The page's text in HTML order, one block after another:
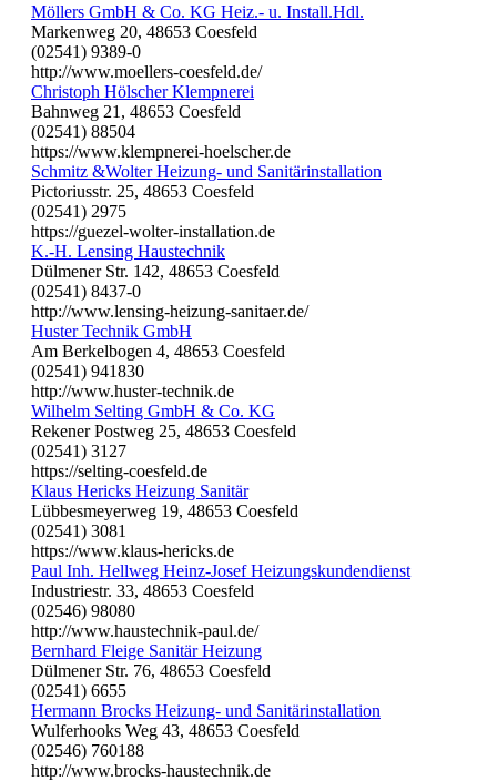
Möllers GmbH & Co. KG Heiz.- u. Install.Hdl.
Markenweg 20, 48653 Coesfeld
(02541) 9389-0
http://www.moellers-coesfeld.de/
Christoph Hölscher Klempnerei
Bahnweg 21, 48653 Coesfeld
(02541) 88504
https://www.klempnerei-hoelscher.de
Schmitz &Wolter Heizung- und Sanitärinstallation
Pictoriusstr. 25, 48653 Coesfeld
(02541) 2975
https://guezel-wolter-installation.de
K.-H. Lensing Haustechnik
Dülmener Str. 142, 48653 Coesfeld
(02541) 8437-0
http://www.lensing-heizung-sanitaer.de/
Huster Technik GmbH
Am Berkelbogen 4, 48653 Coesfeld
(02541) 941830
http://www.huster-technik.de
Wilhelm Selting GmbH & Co. KG
Rekener Postweg 25, 48653 Coesfeld
(02541) 3127
https://selting-coesfeld.de
Klaus Hericks Heizung Sanitär
Lübbesmeyerweg 19, 48653 Coesfeld
(02541) 3081
https://www.klaus-hericks.de
Paul Inh. Hellweg Heinz-Josef Heizungskundendienst
Industriestr. 33, 48653 Coesfeld
(02546) 98080
http://www.haustechnik-paul.de/
Bernhard Fleige Sanitär Heizung
Dülmener Str. 76, 48653 Coesfeld
(02541) 6655
Hermann Brocks Heizung- und Sanitärinstallation
Wulferhooks Weg 43, 48653 Coesfeld
(02546) 760188
http://www.brocks-haustechnik.de